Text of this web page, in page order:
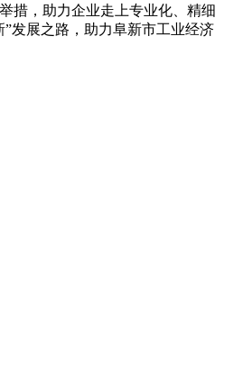
措，助力企业走上专业化、精细
发展之路，助力阜新市工业经济